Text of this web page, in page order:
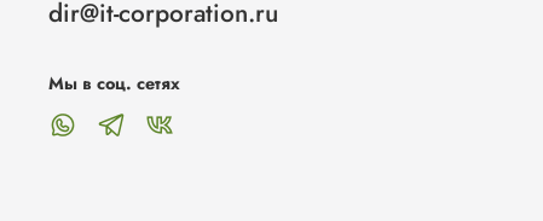
dir@it-corporation.ru
Мы в соц. сетях